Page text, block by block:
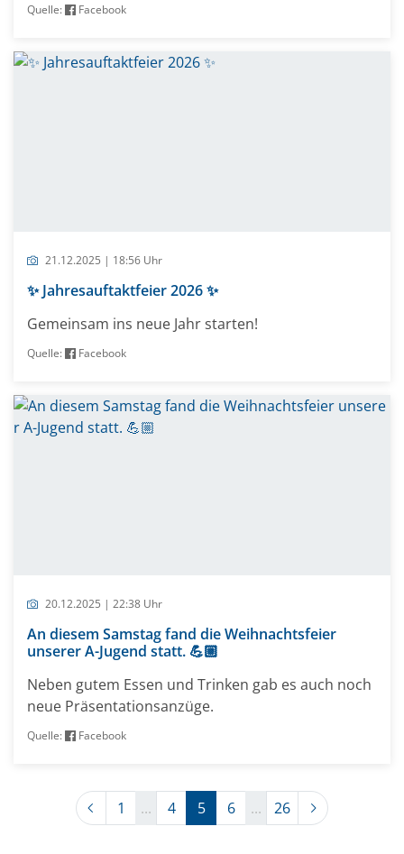
Quelle: Facebook
21.12.2025 | 18:56 Uhr
✨ Jahresauftaktfeier 2026 ✨
Gemeinsam ins neue Jahr starten!
Quelle: Facebook
20.12.2025 | 22:38 Uhr
An diesem Samstag fand die Weihnachtsfeier
unserer A-Jugend statt. 💪🏼
Neben gutem Essen und Trinken gab es auch noch
neue Präsentationsanzüge.
Quelle: Facebook
Previous
1 ... 4 5 6 ... 26 Next